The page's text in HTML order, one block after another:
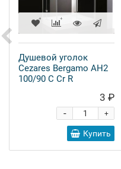
Душевой уголок
Cezares Bergamo AH2
100/90 C Cr R
3 ₽
+
-
Купить